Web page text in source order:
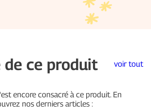
de ce produit voir tout
encore consacré à ce produit. En
nos derniers articles :